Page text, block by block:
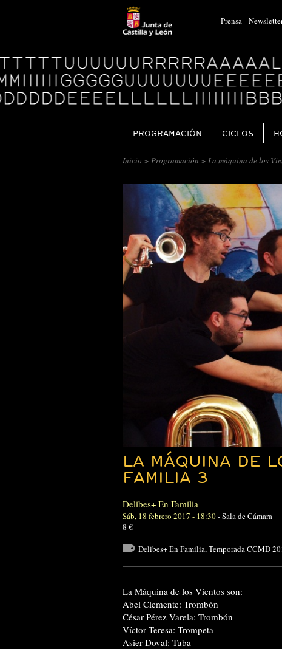
Prensa
Logo
Centro
Cultural
Miguel
Delibes
PROGRAMACIÓN CICLOS
Inicio > Programación > La máquina de los
LA MÁQUINA DE
FAMILIA 3
Delibes+ En Familia
Sáb, 18 febrero 2017 - 18:30-Sala de Cámara
8 €
Delibes+ En Familia,Temporada CCMD
La Máquina de los Vientos son:
Abel Clemente: Trombón
César Pérez Varela: Trombón
Víctor Teresa: Trompeta
Asier Doval: Tuba